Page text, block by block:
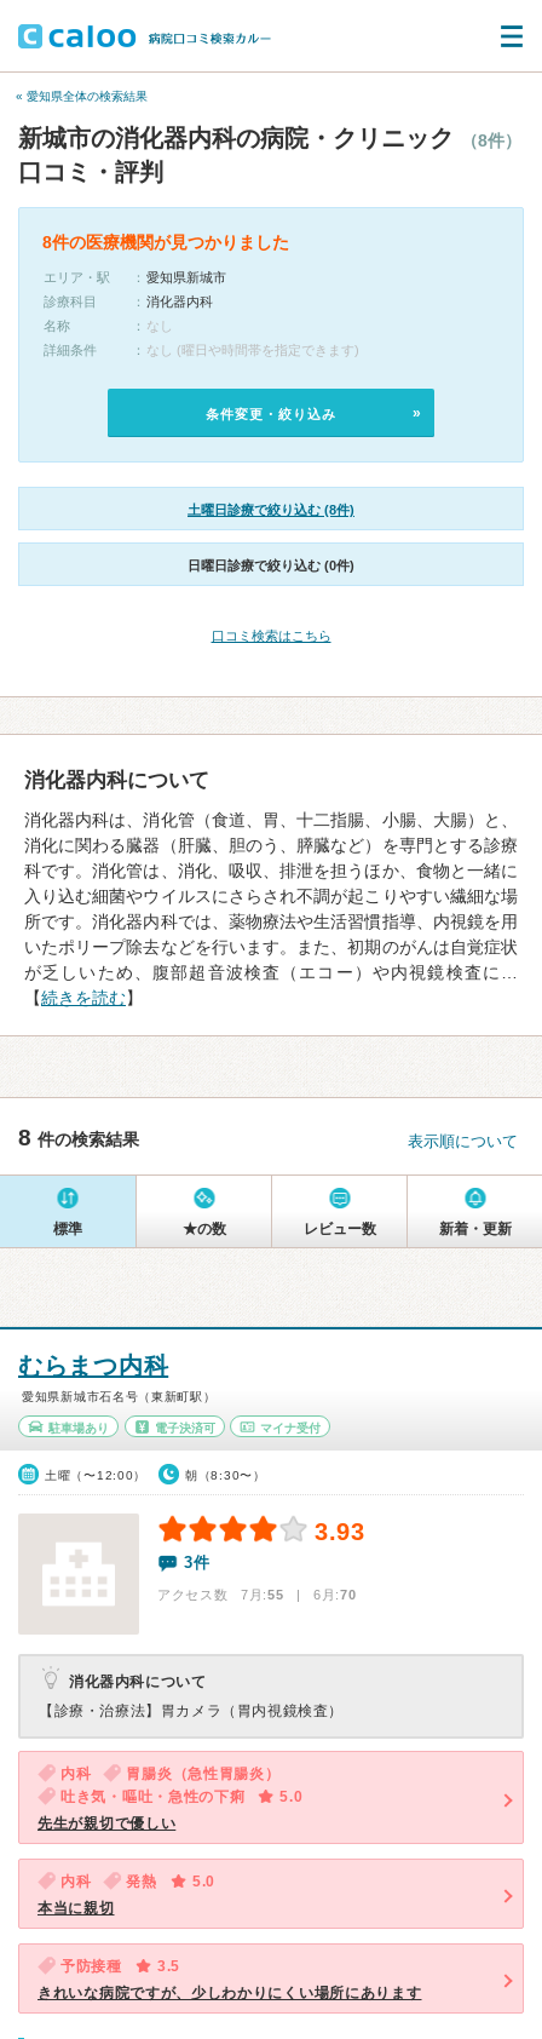
« 愛知県全体の検索結果
新城市の消化器内科の病院・クリニック （8件）
口コミ・評判
8件の医療機関が見つかりました
エリア・駅
愛知県新城市
診療科目
消化器内科
名称
なし
詳細条件
なし (曜日や時間帯を指定できます)
条件変更・絞り込み
土曜日診療で絞り込む (8件)
日曜日診療で絞り込む (0件)
口コミ検索はこちら
消化器内科について
消化器内科は、消化管（食道、胃、十二指腸、小腸、大腸）と、
消化に関わる臓器（肝臓、胆のう、膵臓など）を専門とする診療
科です。消化管は、消化、吸収、排泄を担うほか、食物と一緒に
入り込む細菌やウイルスにさらされ不調が起こりやすい繊細な場
所です。消化器内科では、薬物療法や生活習慣指導、内視鏡を用
いたポリープ除去などを行います。また、初期のがんは自覚症状
が乏しいため、腹部超音波検査（エコー）や内視鏡検査に…
【続きを読む】
8 件の検索結果 表示順について
標準 ★の数 レビュー数 新着・更新
むらまつ内科
愛知県新城市石名号（東新町駅）
駐車場あり 電子決済可 マイナ受付
土曜（〜12:00） 朝（8:30〜）
3.93
3件
アクセス数 7月:55 | 6月:70
消化器内科について
【診療・治療法】 胃カメラ（胃内視鏡検査）
内科
胃腸炎（急性胃腸炎）
吐き気・嘔吐・急性の下痢
5.0
先生が親切で優しい
内科 発熱
5.0
本当に親切
予防接種
3.5
きれいな病院ですが、少しわかりにくい場所にあります